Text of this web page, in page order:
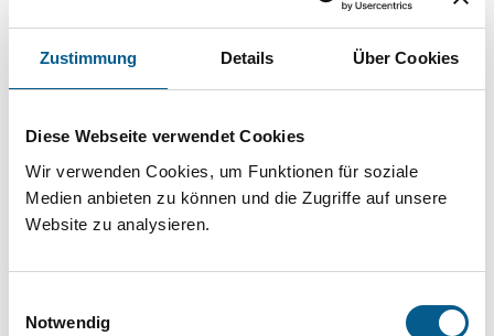
Zustimmung Details Über Cookies
Diese Webseite verwendet Cookies
Wir verwenden Cookies, um Funktionen für soziale
Medien anbieten zu können und die Zugriffe auf unsere
Website zu analysieren.
Notwendig
Sie suchen finanzielle Unterstützung für ein
Projekt oder ein Vorhaben? Hier können Sie
Stiftungsdatenbank recherchieren. Bei der
Suche bitte die Groß- und Kleinschreibung
beachten.
können durch die Wahl von Bereichen oder